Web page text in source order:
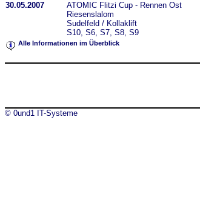
30.05.2007
ATOMIC Flitzi Cup - Rennen Ost
Riesenslalom
Sudelfeld / Kollaklift
S10, S6, S7, S8, S9
Alle Informationen im Überblick
© 0und1 IT-Systeme